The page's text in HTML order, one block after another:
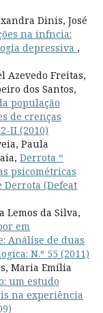
Dinis, José
na infncia:
depressiva ,
Azevedo Freitas,
dos Santos,
população
de crenças
II (2010)
Paula
Derrota “
psicométricas
Derrota (Defeat
Lemos da Silva,
em
Análise de duas
N.º 55 (2011)
Maria Emília
um estudo
na experiência